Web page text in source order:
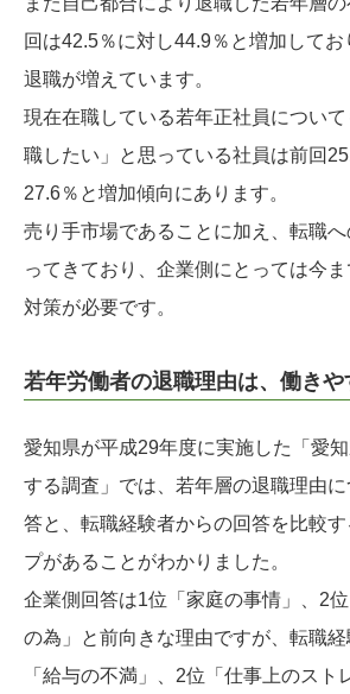
回は42.5％に対し44.9％と増加して
退職が増えています。
現在在職している若年正社員につい
職したい」と思っている社員は前回
27.6％と増加傾向にあります。
売り手市場であることに加え、転職
ってきており、企業側にとっては今
対策が必要です。
若年労働者の退職理由は、働きや
愛知県が平成29年度に実施した「愛
する調査」では、若年層の退職理由
答と、転職経験者からの回答を比較
プがあることがわかりました。
企業側回答は1位「家庭の事情」、2
の為」と前向きな理由ですが、転職
「給与の不満」、2位「仕事上のスト